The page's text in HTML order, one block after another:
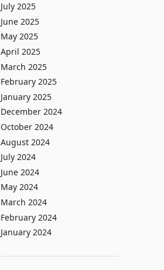
July 2025
June 2025
May 2025
April 2025
March 2025
February 2025
January 2025
December 2024
October 2024
August 2024
July 2024
June 2024
May 2024
March 2024
February 2024
January 2024